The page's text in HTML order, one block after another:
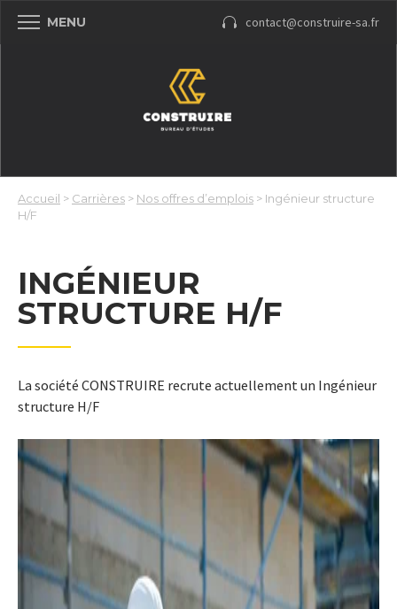
MENU contact@construire-sa.fr
Accueil > Carrières > Nos offres d’emplois > Ingénieur structure
H/F
INGÉNIEUR
STRUCTURE H/F
La société CONSTRUIRE recrute actuellement un Ingénieur
structure H/F